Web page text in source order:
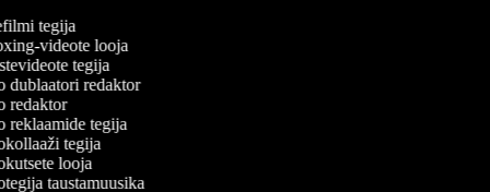
tegija
videote looja
tegija
redaktor
tegija
tegija
looja
taustamuusika